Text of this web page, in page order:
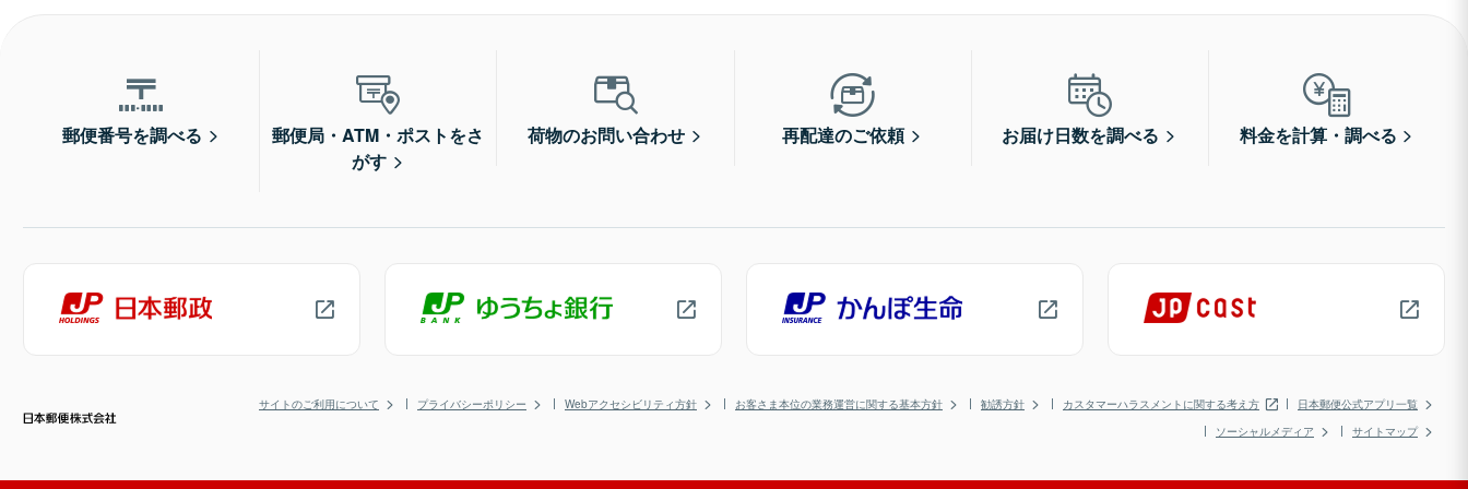
郵便番号を調べる
郵便局・ATM・ポストをさ
がす
荷物のお問い合わせ 再配達のご依頼 お届け日数を調べる 料金を計算・調べる
サイトのご利用について プライバシーポリシー Webアクセシビリティ方針 お客さま本位の業務運営に関する基本方針 勧誘方針 カスタマーハラスメントに関する考え方
日本郵便公式アプリ一覧
ソーシャルメディア
サイトマップ